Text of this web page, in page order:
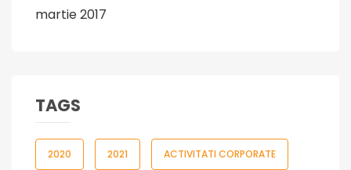
martie 2017
TAGS
2020 2021 ACTIVITATI CORPORATE